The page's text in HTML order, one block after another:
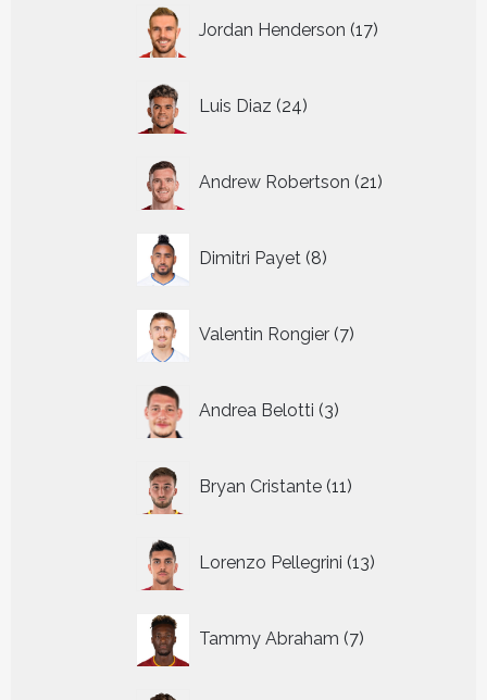
Jordan Henderson 17
producten
Luis Diaz 24
producten
Andrew Robertson 21
producten
Dimitri Payet 8
producten
Valentin Rongier 7
producten
Andrea Belotti 3
producten
Bryan Cristante 11
producten
Lorenzo Pellegrini 13
producten
Tammy Abraham 7
producten